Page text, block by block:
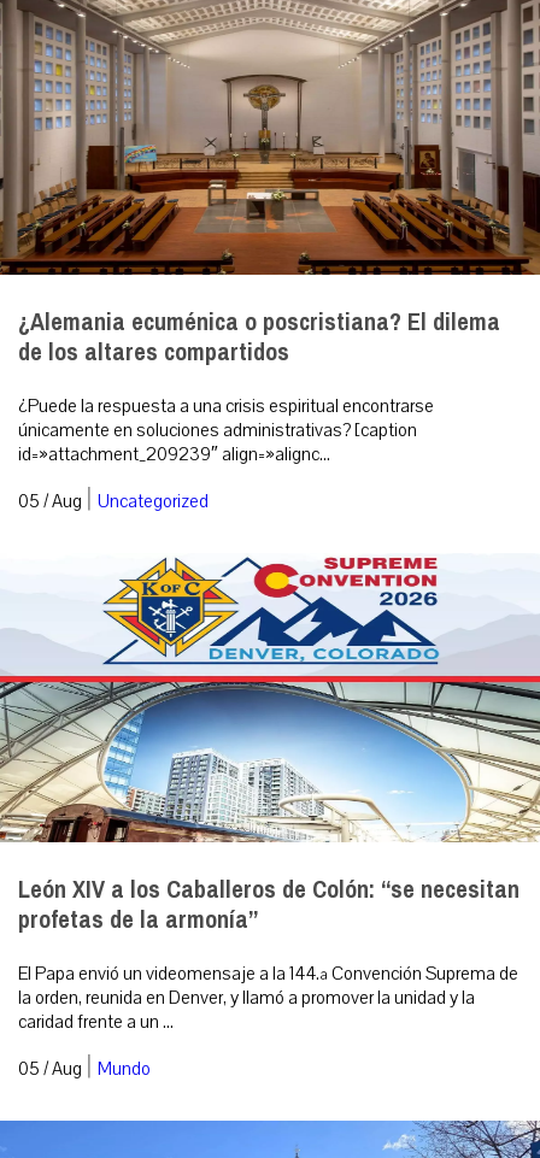
¿Alemania ecuménica o poscristiana? El dilema
de los altares compartidos
¿Puede la respuesta a una crisis espiritual encontrarse
únicamente en soluciones administrativas? [caption
id=»attachment_209239″ align=»alignc...
05 / Aug | Uncategorized
León XIV a los Caballeros de Colón: “se necesitan
profetas de la armonía”
El Papa envió un videomensaje a la 144.ª Convención Suprema de
la orden, reunida en Denver, y llamó a promover la unidad y la
caridad frente a un ...
05 / Aug | Mundo